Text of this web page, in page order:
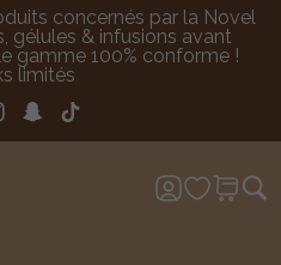
concernés par la Novel
gélules & infusions avant
gamme 100% conforme !
limités